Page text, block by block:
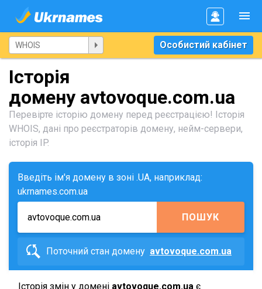
Особистий кабінет
Історія
домену avtovoque.com.ua
Перевірте історію домену перед реєстрацією! Історія
WHOIS, дані про реєстраторів домену, нейм-сервери,
історія IP.
Введіть ім'я домену в зоні .UA, наприклад:
ukrnames.com.ua
ПОШУК
Поточний стан домену avtovoque.com.ua
Історія змін у домені avtovoque.com.ua є